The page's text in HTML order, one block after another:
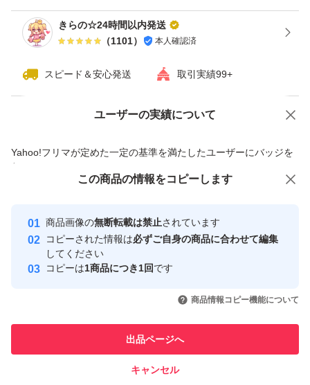
きらの☆24時間以内発送
（1101） 本人確認済
スピード＆安心発送 取引実績99+
ユーザーの実績について
Yahoo!フリマが定めた一定の基準を満たしたユーザーにバッジを
付与しています
安心取引出品者
心・安全なユーザーです
取引実績
引を完了させた実績があります
での取引実績があります
価格の相談 商品への質問
この商品の情報をコピーします
商品画像の無断転載は禁止されています
コピーされた情報は必ずご自身の商品に合わせて編集
してください
コピーは1商品につき1回です
商品情報コピー機能について
出品ページへ
キャンセル
この商品をみている人にオススメ